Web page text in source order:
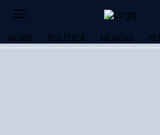
HOME POLÍTICA MUNDO